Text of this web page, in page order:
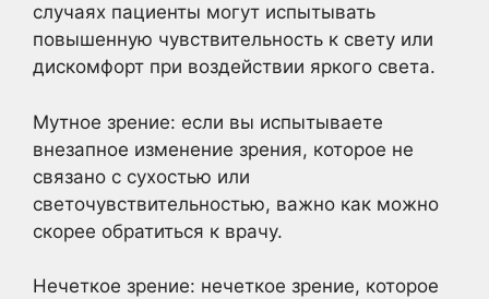
случаях пациенты могут испытывать
повышенную чувствительность к свету или
дискомфорт при воздействии яркого света.
Мутное зрение: если вы испытываете
внезапное изменение зрения, которое не
связано с сухостью или
светочувствительностью, важно как можно
скорее обратиться к врачу.
Нечеткое зрение: нечеткое зрение, которое